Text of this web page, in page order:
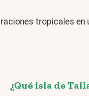
tropicales
¿Qué isla de